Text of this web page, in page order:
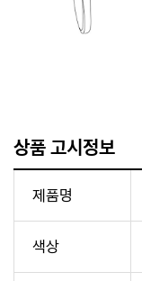
상품 고시정보
제품명
색상